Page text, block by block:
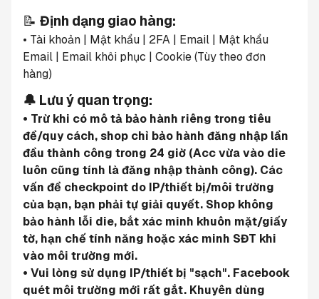
📝 Định dạng giao hàng:
• Tài khoản | Mật khẩu | 2FA | Email | Mật khẩu
Email | Email khôi phục | Cookie (Tùy theo đơn
hàng)
🔔 Lưu ý quan trọng:
• Trừ khi có mô tả bảo hành riêng trong tiêu
đề/quy cách, shop chỉ bảo hành đăng nhập lần
đầu thành công trong 24 giờ (Acc vừa vào die
luôn cũng tính là đăng nhập thành công). Các
vấn đề checkpoint do IP/thiết bị/môi trường
của bạn, bạn phải tự giải quyết. Shop không
bảo hành lỗi die, bắt xác minh khuôn mặt/giấy
tờ, hạn chế tính năng hoặc xác minh SĐT khi
vào môi trường mới.
• Vui lòng sử dụng IP/thiết bị "sạch". Facebook
quét môi trường mới rất gắt. Khuyên dùng